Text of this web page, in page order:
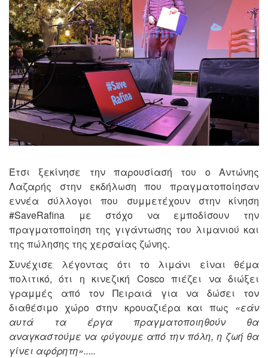
Έτσι ξεκίνησε την παρουσίασή του ο Αντώνης
Λαζαρής στην εκδήλωση που πραγματοποίησαν
εννέα σύλλογοι που συμμετέχουν στην κίνηση
#SaveRafina με στόχο να εμποδίσουν την
πραγματοποίηση της γιγάντωσης του λιμανιού και
της πώλησης της χερσαίας ζώνης.
Συνέχισε λέγοντας ότι το λιμάνι είναι θέμα
πολιτικό, ότι η κινεζική Cosco πιέζει να διώξει
γραμμές από τον Πειραιά για να δώσει τον
διαθέσιμο χώρο στην κρουαζιέρα και πως «εάν
αυτά τα έργα πραγματοποιηθούν θα
αναγκαστούμε να φύγουμε από την πόλη, η ζωή θα
γίνει αφόρητη».....